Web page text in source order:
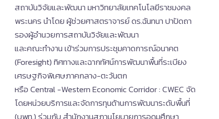
สถาบันวิจัยและพัฒนา มหาวิทยาลัยเทคโนโลยีราชมงคล
พระนคร นำโดย ผู้ช่วยศาสตราจารย์ ดร.ฉันทนา ปาปัดถา
รองผู้อำนวยการสถาบันวิจัยและพัฒนา
และคณะทำงาน เข้าร่วมการประชุมคาดการณ์อนาคต
(Foresight) ทิศทางและฉากทัศน์การพัฒนาพื้นที่ระเบียง
เศรษฐกิจพิเศษภาคกลาง-ตะวันตก
หรือ Central -Western Economic Corridor : CWEC จัด
โดยหน่วยบริการและจัดการทุนด้านการพัฒนาระดับพื้นที่
(บพท.) ร่วมกับ สำนักงานสภานโยบายการอุดมศึกษา